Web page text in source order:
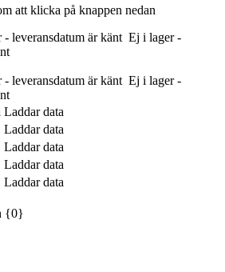
att klicka på knappen nedan
- leveransdatum är känt Ej i lager -
- leveransdatum är känt Ej i lager -
Laddar data
Laddar data
Laddar data
Laddar data
Laddar data
{0}